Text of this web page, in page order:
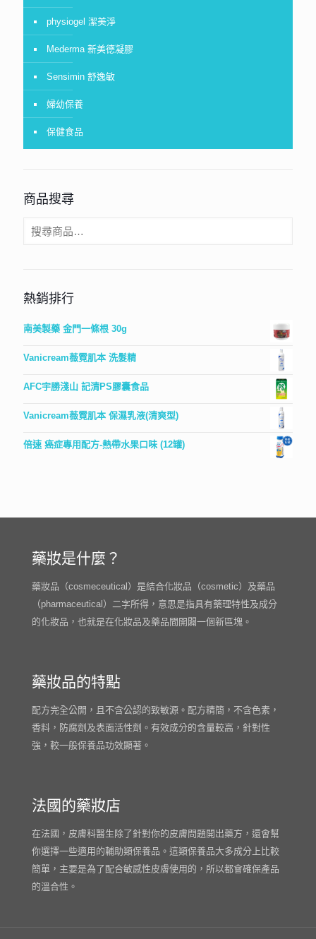
physiogel 潔美淨
Mederma 新美德凝膠
Sensimin 舒逸敏
婦幼保養
保健食品
商品搜尋
熱銷排行
南美製藥 金門一條根 30g
Vanicream薇霓肌本 洗髮精
AFC宇勝淺山 記清PS膠囊食品
Vanicream薇霓肌本 保濕乳液(清爽型)
倍速 癌症專用配方-熱帶水果口味 (12罐)
藥妝是什麼？
藥妝品（cosmeceutical）是結合化妝品（cosmetic）及藥品
（pharmaceutical）二字所得，意思是指具有藥理特性及成分
的化妝品，也就是在化妝品及藥品間開闢一個新區塊。
藥妝品的特點
配方完全公開，且不含公認的致敏源。配方精簡，不含色素，
香料，防腐劑及表面活性劑。有效成分的含量較高，針對性
強，較一般保養品功效顯著。
法國的藥妝店
在法國，皮膚科醫生除了針對你的皮膚問題開出藥方，還會幫
你選擇一些適用的輔助類保養品。這類保養品大多成分上比較
簡單，主要是為了配合敏感性皮膚使用的，所以都會確保產品
的溫合性。